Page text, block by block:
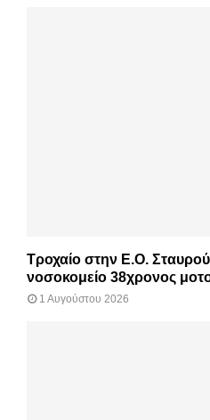
Τροχαίο στην Ε.Ο.
νοσοκομείο 38χρονος
1 Αυγούστου 2026